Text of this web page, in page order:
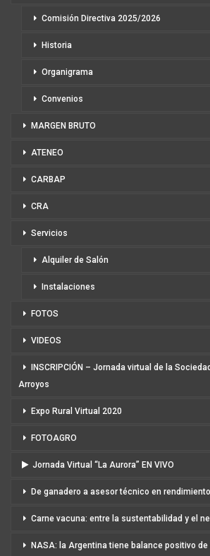
Comisión Directiva 2025/2026
Historia
Organigrama
Convenios
MARGEN BRUTO
ATENEO
CARBAP
CRA
Servicios
Alquiler de Salón
Instalaciones
FOTOS
VIDEOS
INSCRIPCIÓN – Jornada virtual de la
Arroyos
Expo Rural Virtual 2020
FOTOAGRO
Jornada Virtual “La Aurora” EN VIVO
De ganadero a asesor técnico en
Carne vacuna: entre la sustentabilidad y el
NASA: la Argentina tiene balance positivo de